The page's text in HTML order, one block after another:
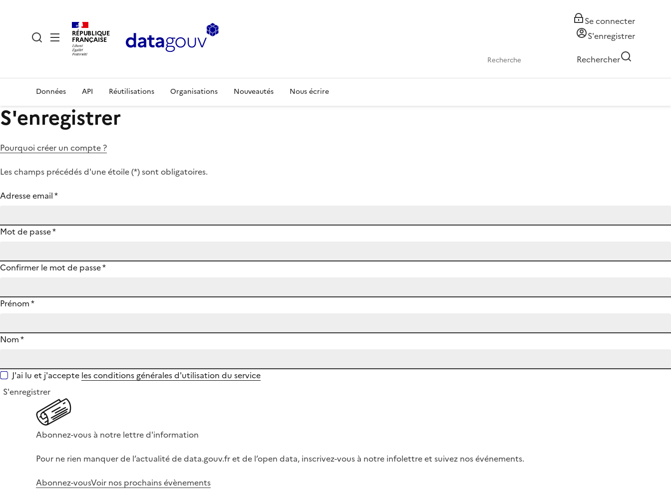
RÉPUBLIQUE
FRANÇAISE
Se connecter
S'enregistrer
Rechercher
Données API Réutilisations Organisations Nouveautés Nous écrire
S'enregistrer
Pourquoi créer un compte ?
Les champs précédés d'une étoile (*) sont obligatoires.
Adresse email*
Mot de passe*
Confirmer le mot de passe*
Prénom*
Nom*
J'ai lu et j'accepte les conditions générales d'utilisation du service
S'enregistrer
Abonnez-vous à notre lettre d'information
Pour ne rien manquer de l’actualité de data.gouv.fr et de l’open data, inscrivez-vous à notre infolettre et suivez nos événements.
Abonnez-vousVoir nos prochains évènements